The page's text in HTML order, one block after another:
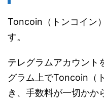
Toncoin（トンコイン
す。
テレグラムアカウント
グラム上でToncoin（
き、手数料が一切かか